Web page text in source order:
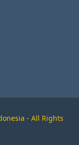
- All Rights